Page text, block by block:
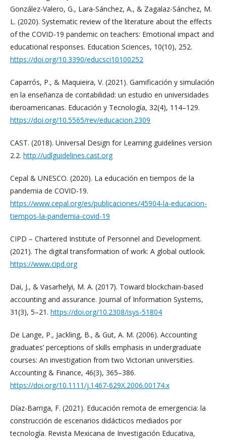
González-Valero, G., Lara-Sánchez, A., & Zagalaz-Sánchez, M.
L. (2020). Systematic review of the literature about the effects
of the COVID-19 pandemic on teachers: Emotional impact and
educational responses. Education Sciences, 10(10), 252.
https://doi.org/10.3390/educsci10100252
Caparrós, P., & Maquieira, V. (2021). Gamificación y simulación
en la enseñanza de contabilidad: un estudio en universidades
iberoamericanas. Educación y Tecnología, 32(4), 114–129.
https://doi.org/10.5565/rev/educacion.2309
CAST. (2018). Universal Design for Learning guidelines version
2.2. http://udlguidelines.cast.org
Cepal & UNESCO. (2020). La educación en tiempos de la
pandemia de COVID-19.
https://www.cepal.org/es/publicaciones/45904-la-educacion-
tiempos-la-pandemia-covid-19
CIPD – Chartered Institute of Personnel and Development.
(2021). The digital transformation of work: A global outlook.
https://www.cipd.org
Dai, J., & Vasarhelyi, M. A. (2017). Toward blockchain-based
accounting and assurance. Journal of Information Systems,
31(3), 5–21. https://doi.org/10.2308/isys-51804
De Lange, P., Jackling, B., & Gut, A. M. (2006). Accounting
graduates’ perceptions of skills emphasis in undergraduate
courses: An investigation from two Victorian universities.
Accounting & Finance, 46(3), 365–386.
https://doi.org/10.1111/j.1467-629X.2006.00174.x
Díaz-Barriga, F. (2021). Educación remota de emergencia: la
construcción de escenarios didácticos mediados por
tecnología. Revista Mexicana de Investigación Educativa,